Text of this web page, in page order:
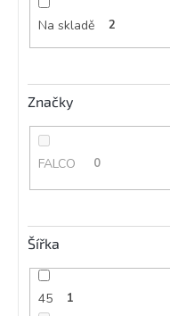
Na skladě 2
Značky
FALCO 0
Šířka
45 1